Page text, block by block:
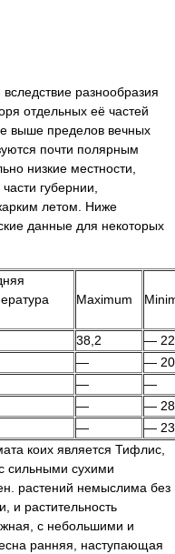
разнообразия
отдельных её частей
выше пределов вечных
почти полярным
низкие местности,
губернии,
летом. Ниже
данные для некоторых
Maximum
38,2
—
—
—
—
—
—
—
—
—
коих является Тифлис,
сильными сухими
растений немыслима без
растительность
с небольшими и
ранняя, наступающая